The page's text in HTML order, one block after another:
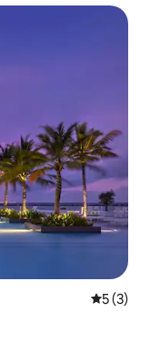
5 (3)